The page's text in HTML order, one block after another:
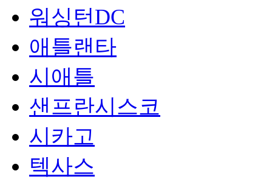
워싱턴DC
애틀랜타
시애틀
샌프란시스코
시카고
텍사스